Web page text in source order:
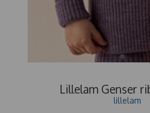
Lillelam Genser
lillelam